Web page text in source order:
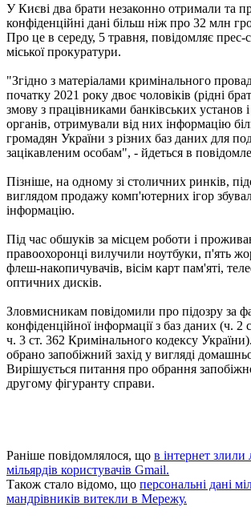
У Києві два брати незаконно отримали та
конфіденційні дані більш ніж про 32 млн
Про це в середу, 5 травня, повідомляє прес-
міської прокуратури.
"Згідно з матеріалами кримінального
початку 2021 року двоє чоловіків (рідні
змову з працівниками банківських установ
органів, отримували від них інформацію
громадян України з різних баз даних для
зацікавленим особам", - йдеться в
Пізніше, на одному зі столичних ринків,
виглядом продажу комп'ютерних ігор
інформацію.
Під час обшуків за місцем роботи і
правоохоронці вилучили ноутбуки, п'ять
флеш-накопичувачів, вісім карт пам'яті,
оптичних дисків.
Зловмисникам повідомили про підозру за
конфіденційної інформації з баз даних (ч. 2
ч. 3 ст. 362 Кримінального кодексу
обрано запобіжний захід у вигляді
Вирішується питання про обрання
другому фігуранту справи.
Раніше повідомлялося, що в інтернет злили
мільярдів користувачів Gmail.
Також стало відомо, що персональні дані
мандрівників витекли в Мережу.